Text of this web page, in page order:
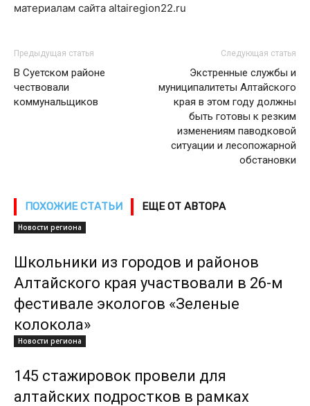
материалам сайта altairegion22.ru
Предыдущая статья
В Суетском районе
чествовали
коммунальщиков
Следующая статья
Экстренные службы и
муниципалитеты Алтайского
края в этом году должны
быть готовы к резким
изменениям паводковой
ситуации и лесопожарной
обстановки
ПОХОЖИЕ СТАТЬИ ЕЩЕ ОТ АВТОРА
Новости региона
Школьники из городов и районов
Алтайского края участвовали в 26-м
фестивале экологов «Зеленые
колокола»
Новости региона
145 стажировок провели для
алтайских подростков в рамках